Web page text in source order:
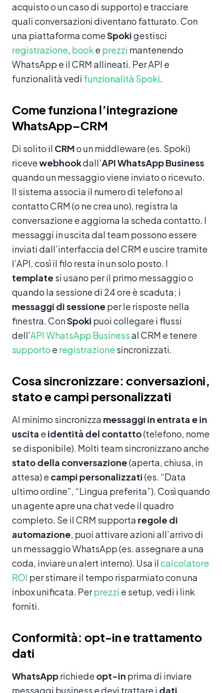
acquisto o un caso di supporto) e tracciare
quali conversazioni diventano fatturato. Con
una piattaforma comeSpokigestisci
registrazione, booke prezzi mantenendo
WhatsApp e il CRM allineati. Per API e
funzionalità vedi funzionalità Spoki.
Come funziona l’integrazione
WhatsApp–CRM
Di solito il CRMo un middleware (es. Spoki)
ricevewebhookdall’API WhatsApp Business
quando un messaggio viene inviato o ricevuto.
Il sistema associa il numero di telefono al
contatto CRM (o ne crea uno), registra la
conversazione e aggiorna la scheda contatto. I
messaggi in uscita dal team possono essere
inviati dall’interfaccia del CRM e uscire tramite
l’API, così il filo resta in un solo posto. I
template si usano per il primo messaggio o
quando la sessione di 24 ore è scaduta; i
messaggi di sessione per le risposte nella
finestra. ConSpoki puoi collegare i flussi
dell’API WhatsApp Businessal CRM e tenere
supporto e registrazione sincronizzati.
Cosa sincronizzare: conversazioni,
stato e campi personalizzati
Al minimo sincronizza messaggi in entrata e in
uscita e identità del contatto(telefono, nome
se disponibile). Molti team sincronizzano anche
stato della conversazione(aperta, chiusa, in
attesa) e campi personalizzati(es. “Data
ultimo ordine”, “Lingua preferita”). Così quando
un agente apre una chat vede il quadro
completo. Se il CRM supporta regole di
automazione, puoi attivare azioni all’arrivo di
un messaggio WhatsApp (es. assegnare a una
coda, inviare un alert interno). Usa ilcalcolatore
ROI per stimare il tempo risparmiato con una
inbox unificata. Perprezzi e setup, vedi i link
forniti.
Conformità: opt-in e trattamento
dati
WhatsApprichiede opt-in prima di inviare
messaggi business e devi trattare i dati